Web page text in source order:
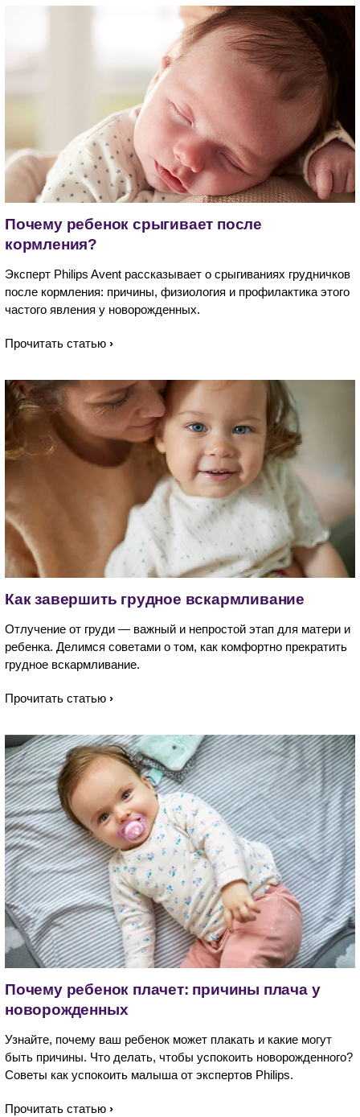
Почему ребенок срыгивает после
кормления?
Эксперт Philips Avent рассказывает о срыгиваниях грудничков
после кормления: причины, физиология и профилактика этого
частого явления у новорожденных.
Прочитать статью
Как завершить грудное вскармливание​
Отлучение от груди — важный и непростой этап для матери и
ребенка. Делимся советами о том, как комфортно прекратить
грудное вскармливание.
Прочитать статью
Почему ребенок плачет: причины плача у
новорожденных
Узнайте, почему ваш ребенок может плакать и какие могут
быть причины. Что делать, чтобы успокоить новорожденного?
Советы как успокоить малыша от экспертов Philips.
Прочитать статью